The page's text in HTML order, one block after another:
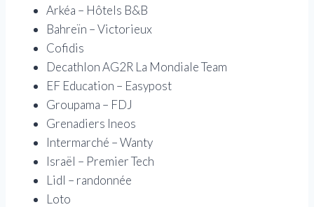
Arkéa – Hôtels B&B
Bahreïn – Victorieux
Cofidis
Decathlon AG2R La Mondiale Team
EF Education – Easypost
Groupama – FDJ
Grenadiers Ineos
Intermarché – Wanty
Israël – Premier Tech
Lidl – randonnée
Loto